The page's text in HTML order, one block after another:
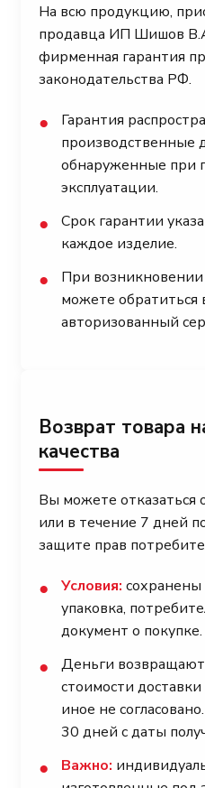
На всю продукцию,
продавца ИП Шишов
фирменная гарантия
законодательства РФ.
●
Гарантия
производственные
обнаруженные при
эксплуатации.
●
Срок гарантии
каждое изделие.
●
При
можете обратиться
авторизованный
Возврат товара
качества
Вы можете отказаться
или в течение 7 дней
защите прав
● Условия:
упаковка,
документ о покупке.
●
Деньги
стоимости доставки
иное не
30 дней с даты
● Важно: